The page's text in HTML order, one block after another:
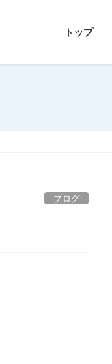
トップ
ブログ